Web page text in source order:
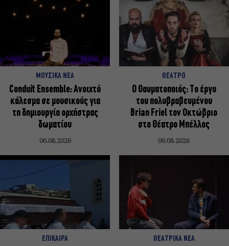
ΜΟΥΣΙΚΑ ΝΕΑ
Conduit Ensemble: Ανοιχτό
κάλεσμα σε μουσικούς για
τη δημιουργία ορχήστρας
δωματίου
06.08.2026
ΘΕΑΤΡΟ
Ο Θαυματοποιός: Το έργο
του πολυβραβευμένου
Brian Friel τον Οκτώβριο
στο Θέατρο Μπέλλος
06.08.2026
ΕΠΙΚΑΙΡΑ ΘΕΑΤΡΙΚΑ ΝΕΑ